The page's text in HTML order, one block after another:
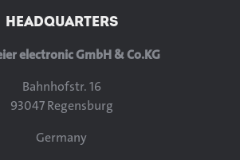
HEADQUARTERS
electronic GmbH & Co.KG
Bahnhofstr. 16
93047 Regensburg
Germany